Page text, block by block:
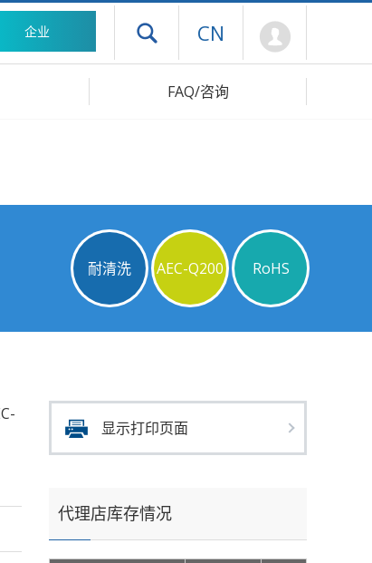
企业 打开抽屉菜单
CN
FAQ/咨询
耐清洗 AEC-Q200 RoHS
显示打印页面
代理店库存情况